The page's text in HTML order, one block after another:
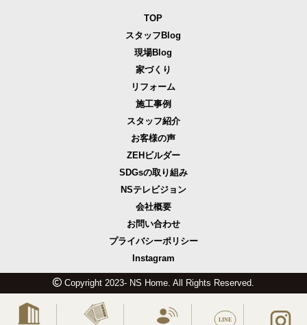
TOP
スタッフBlog
現場Blog
家づくり
リフォーム
施工事例
スタッフ紹介
お客様の声
ZEHビルダー
SDGsの取り組み
NSテレビジョン
会社概要
お問い合わせ
プライバシーポリシー
Instagram
Copyright 2023- NS Home. All Rights Reserved.